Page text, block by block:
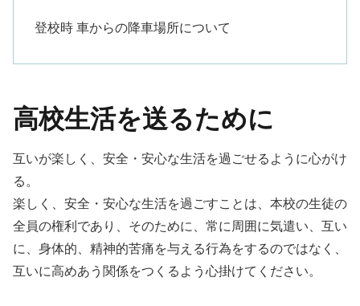
登校時 車からの降車場所について
高校生活を送るために
互いが楽しく、安全・安心な生活を過ごせるように心がけ
る。
楽しく、安全・安心な生活を過ごすことは、本校の生徒の
全員の権利であり、そのために、常に周囲に気遣い、互い
に、身体的、精神的苦痛を与える行為をするのではなく、
互いに高めあう関係をつくるよう心掛けてください。